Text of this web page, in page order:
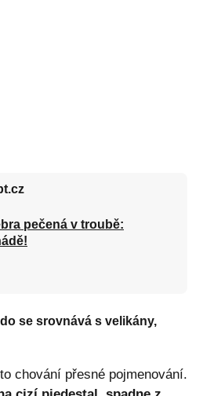
pečená v troubě:
se srovnává s velikány,
chování přesné pojmenování.